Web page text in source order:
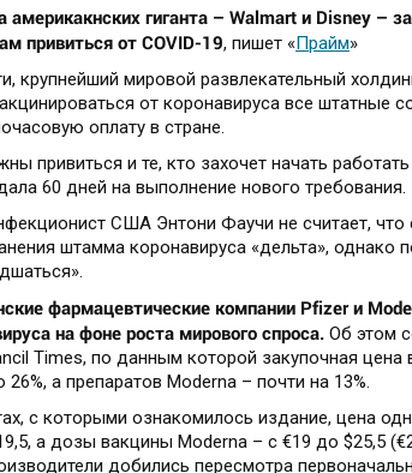
америкакнских гиганта – Walmart и Disney –
привиться от COVID-19, пишет «Прайм»
крупнейший мировой развлекательный
от коронавируса все штатные
оплату в стране.
привиться и те, кто захочет начать
60 дней на выполнение нового требования.
США Энтони Фаучи не считает, что
штамма коронавируса «дельта», однако
фармацевтические компании Pfizer и
на фоне роста мирового спроса. Об этом
Times, по данным которой закупочная
26%, а препаратов Moderna – почти на 13%.
с которыми ознакомилось издание, цена
а дозы вакцины Moderna – c €19 до $25,5
добились пересмотра